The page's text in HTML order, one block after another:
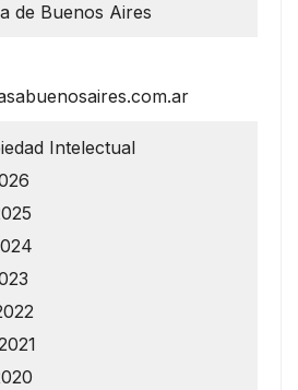
de Buenos Aires
Intelectual